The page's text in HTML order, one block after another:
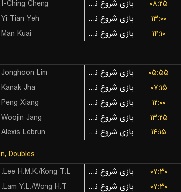
I-Ching Cheng بازی شروع نشده است
۰۸:۲۵
Yi Tian Yeh بازی شروع نشده است
۱۳:۰۰
Man Kuai بازی شروع نشده است
۱۴:۱۰
Jonghoon Lim بازی شروع نشده است
۰۵:۵۵
Kanak Jha بازی شروع نشده است
۰۷:۱۵
Peng Xiang بازی شروع نشده است
۱۲:۰۰
Woojin Jang بازی شروع نشده است
۱۳:۲۵
Alexis Lebrun بازی شروع نشده است
۱۴:۱۵
Doubles
Lee H.M.K./Kong T.L. بازی شروع نشده است
۰۷:۳۰
Lam Y.L./Wong H.T. بازی شروع نشده است ۰۷:۳۰